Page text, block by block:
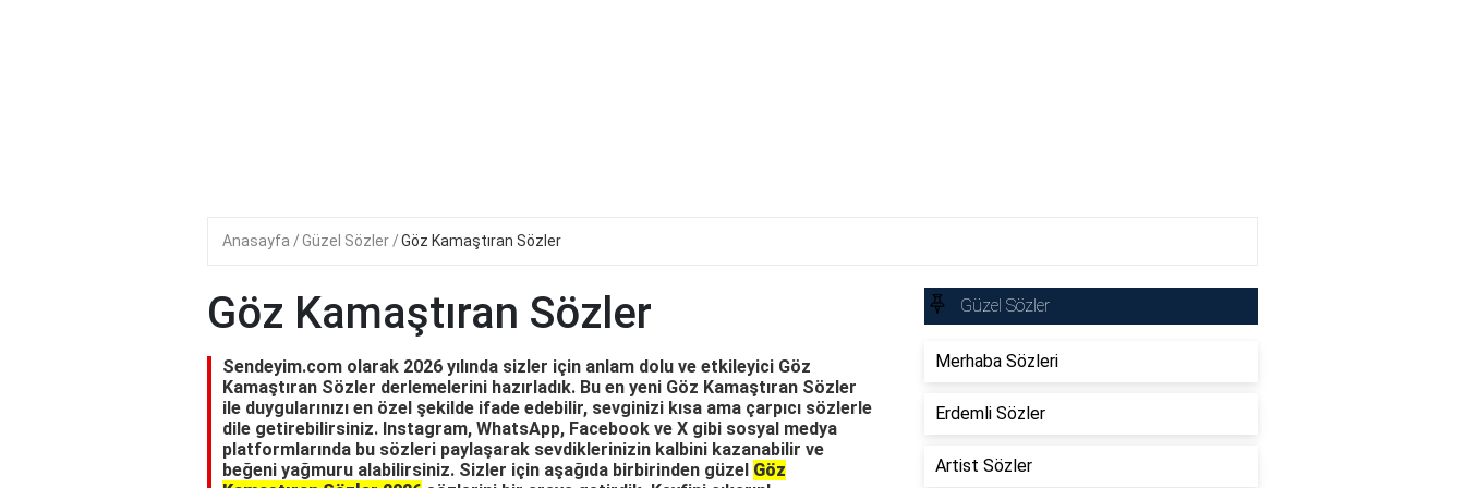
Anasayfa Güzel Sözler Göz Kamaştıran Sözler
Göz Kamaştıran Sözler
Sendeyim.com olarak 2026 yılında sizler için anlam dolu ve etkileyici Göz
Kamaştıran Sözler derlemelerini hazırladık. Bu en yeni Göz Kamaştıran Sözler
ile duygularınızı en özel şekilde ifade edebilir, sevginizi kısa ama çarpıcı sözlerle
dile getirebilirsiniz. Instagram, WhatsApp, Facebook ve X gibi sosyal medya
platformlarında bu sözleri paylaşarak sevdiklerinizin kalbini kazanabilir ve
beğeni yağmuru alabilirsiniz. Sizler için aşağıda birbirinden güzel Göz
Güzel Sözler
Merhaba Sözleri
Erdemli Sözler
Artist Sözler